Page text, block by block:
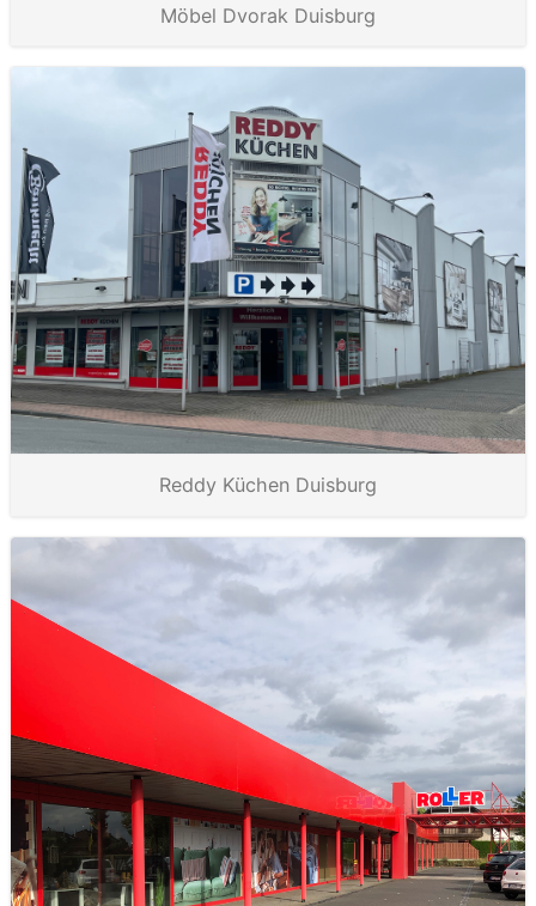
Möbel Dvorak Duisburg
Reddy Küchen Duisburg